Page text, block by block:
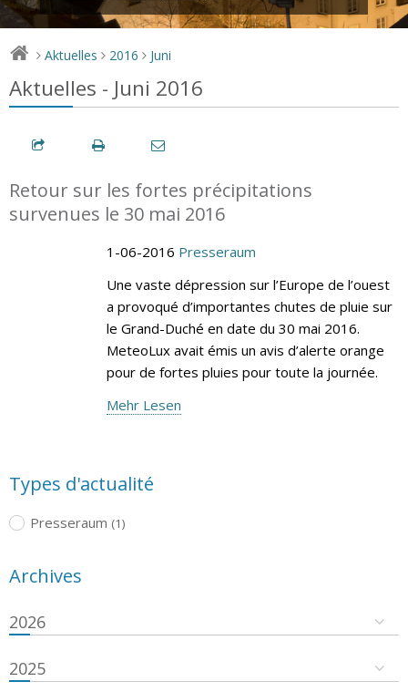
> Aktuelles > 2016 > Juni
Aktuelles - Juni 2016
Retour sur les fortes précipitations
survenues le 30 mai 2016
1-06-2016 Presseraum
Une vaste dépression sur l’Europe de l’ouest
a provoqué d’importantes chutes de pluie sur
le Grand-Duché en date du 30 mai 2016.
MeteoLux avait émis un avis d’alerte orange
pour de fortes pluies pour toute la journée.
Mehr Lesen
Types d'actualité
Presseraum (1)
Archives
2026
2025